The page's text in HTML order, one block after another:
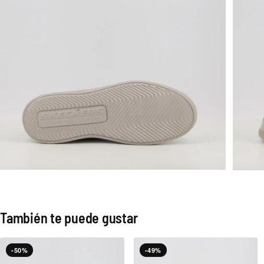
También te puede gustar
-50% -49%